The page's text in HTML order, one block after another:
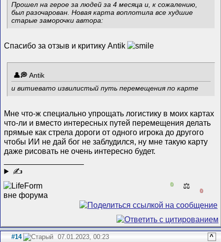
Прошел на герое за людей за 4 месяца и, к сожалению,
был разочарован. Новая карта воплотила все худшие
старые заморочки автора:
Спасибо за отзыв и критику Antik
Antik
и витиевато извилистый путь перемещения по карте
Мне что-ж специально упрощать логистику в моих картах
что-ли и вместо интересных путей перемещения делать
прямые как стрела дороги от одного игрока до другого
чтобы ИИ не дай бог не заблудился, ну мне такую карту
даже рисовать не очень интересно будет.
✍
0 ⚖️
0
#14 07.01.2023, 00:23 ^